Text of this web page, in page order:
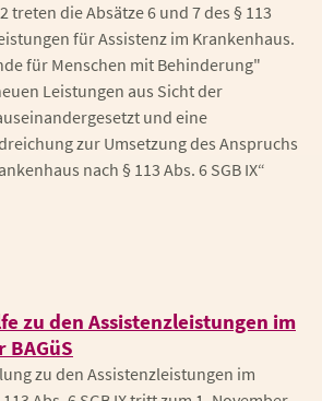
treten die Absätze 6 und 7 des § 113
für Assistenz im Krankenhaus.
für Menschen mit Behinderung"
Leistungen aus Sicht der
und eine
zur Umsetzung des Anspruchs
nach § 113 Abs. 6 SGB IX“
zu den Assistenzleistungen im
BAGüS
zu den Assistenzleistungen im